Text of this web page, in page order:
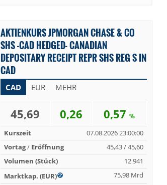
AKTIENKURS JPMORGAN CHASE & CO
SHS -CAD HEDGED- CANADIAN
DEPOSITARY RECEIPT REPR SHS REG S IN
CAD
CAD EUR MEHR
45,69 0,26 0,57%
Kurszeit
07.08.2026 23:00:00
Vortag/ Eröffnung
45,43 / 45,60
Volumen (Stück)
12 941
Marktkap. (EUR)
75,98 Mrd